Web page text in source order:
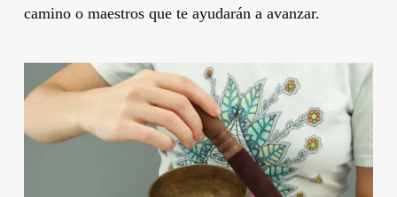
camino o maestros que te ayudarán a avanzar.